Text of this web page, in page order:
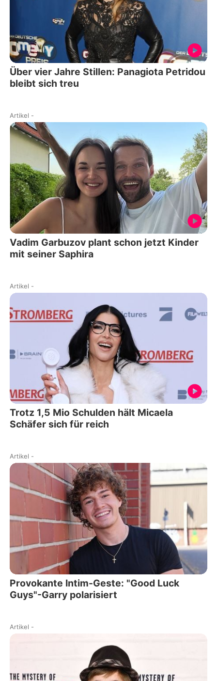
Über vier Jahre Stillen: Panagiota Petridou
bleibt sich treu
Artikel -
Vadim Garbuzov plant schon jetzt Kinder
mit seiner Saphira
Artikel -
Trotz 1,5 Mio Schulden hält Micaela
Schäfer sich für reich
Artikel -
Provokante Intim-Geste: "Good Luck
Guys"-Garry polarisiert
Artikel -